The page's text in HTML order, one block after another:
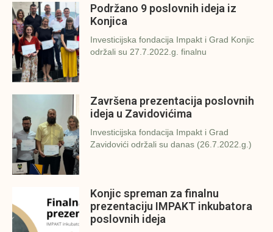
Podržano 9 poslovnih ideja iz
Konjica
Investicijska fondacija Impakt i Grad Konjic
održali su 27.7.2022.g. finalnu
Završena prezentacija poslovnih
ideja u Zavidovićima
Investicijska fondacija Impakt i Grad
Zavidovići održali su danas (26.7.2022.g.)
Konjic spreman za finalnu
prezentaciju IMPAKT inkubatora
poslovnih ideja